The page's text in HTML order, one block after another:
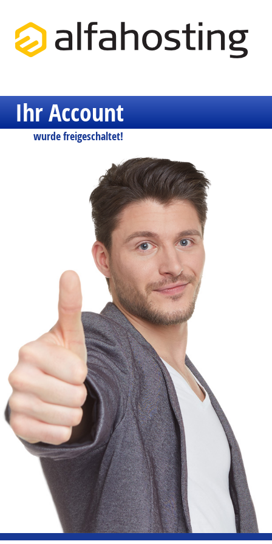
Ihr Account
wurde freigeschaltet!